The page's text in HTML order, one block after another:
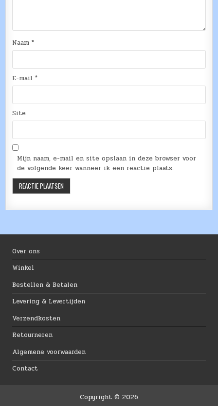
Naam*
E-mail*
Site
Mijn naam, e-mail en site opslaan in deze browser voor
de volgende keer wanneer ik een reactie plaats.
Over ons
Winkel
Bestellen & Betalen
Levering & Levertijden
Verzendkosten
Retourneren
Algemene voorwaarden
Contact
Copyright © 2026